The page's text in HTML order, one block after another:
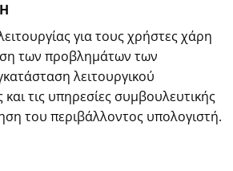
για τους χρήστες χάρη
των προβλημάτων των
λειτουργικού
τις υπηρεσίες συμβουλευτικής
του περιβάλλοντος υπολογιστή.